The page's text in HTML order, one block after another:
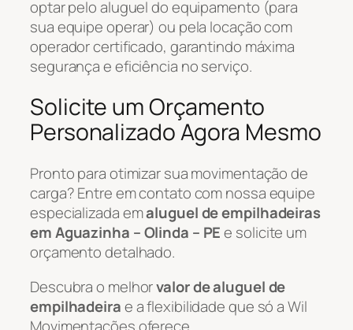
optar pelo aluguel do equipamento (para
sua equipe operar) ou pela locação com
operador certificado, garantindo máxima
segurança e eficiência no serviço.
Solicite um Orçamento
Personalizado Agora Mesmo
Pronto para otimizar sua movimentação de
carga? Entre em contato com nossa equipe
especializada emaluguel de empilhadeiras
em Aguazinha – Olinda – PEe solicite um
orçamento detalhado.
Descubra o melhorvalor de aluguel de
empilhadeirae a flexibilidade que só a Wil
Movimentações oferece.